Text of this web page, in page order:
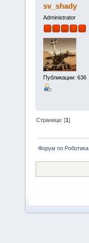
sv_shady
Administrator
Публикации: 636
Страници: [1]
Форум по Роботика